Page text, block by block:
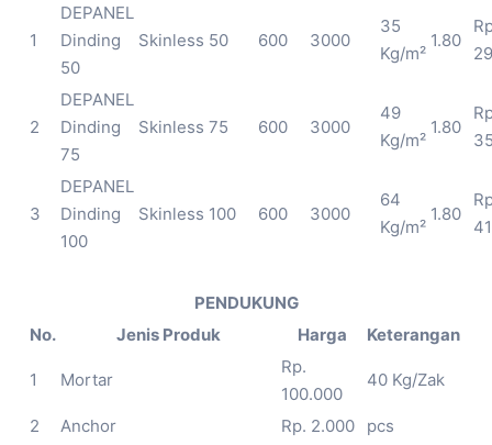
1
DEPANEL
Dinding
50
Skinless 50 600 3000
35
Kg/m²
1.80
2
DEPANEL
Dinding
75
Skinless 75 600 3000
49
Kg/m²
1.80
3
DEPANEL
Dinding
100
Skinless 100 600 3000
64
Kg/m²
1.80
PENDUKUNG
No.
Jenis Produk Harga Keterangan
1 Mortar
Rp.
100.000
40 Kg/Zak
2 Anchor Rp. 2.000
pcs